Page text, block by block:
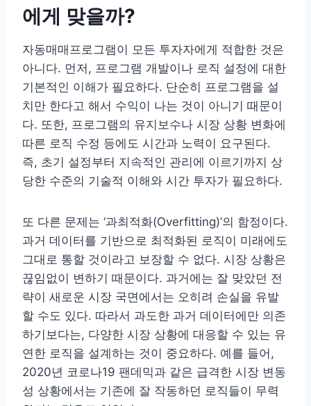
에게 맞을까?
자동매매프로그램이 모든 투자자에게 적합한 것은
아니다. 먼저, 프로그램 개발이나 로직 설정에 대한
기본적인 이해가 필요하다. 단순히 프로그램을 설
치만 한다고 해서 수익이 나는 것이 아니기 때문이
다. 또한, 프로그램의 유지보수나 시장 상황 변화에
따른 로직 수정 등에도 시간과 노력이 요구된다.
즉, 초기 설정부터 지속적인 관리에 이르기까지 상
당한 수준의 기술적 이해와 시간 투자가 필요하다.
또 다른 문제는 ‘과최적화(Overfitting)’의 함정이다.
과거 데이터를 기반으로 최적화된 로직이 미래에도
그대로 통할 것이라고 보장할 수 없다. 시장 상황은
끊임없이 변하기 때문이다. 과거에는 잘 맞았던 전
략이 새로운 시장 국면에서는 오히려 손실을 유발
할 수도 있다. 따라서 과도한 과거 데이터에만 의존
하기보다는, 다양한 시장 상황에 대응할 수 있는 유
연한 로직을 설계하는 것이 중요하다. 예를 들어,
2020년 코로나19 팬데믹과 같은 급격한 시장 변동
성 상황에서는 기존에 잘 작동하던 로직들이 무력